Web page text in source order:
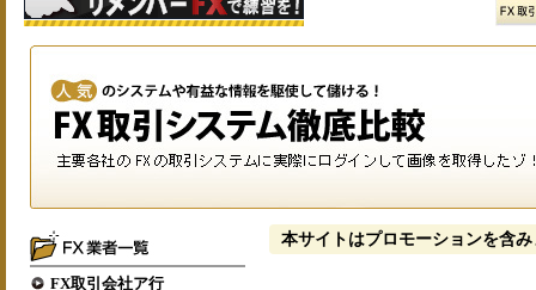
FX取引会社ア行
本サイトはプロモーションを含み